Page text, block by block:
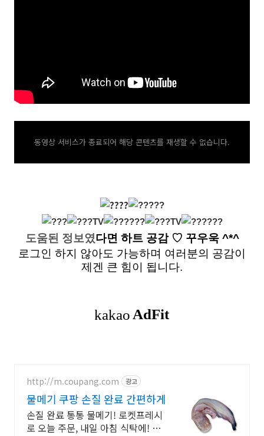
동영상 서비스가 종료되어 해당 콘텐츠를 재생할 수 없습니다.
도움된 정보였다면 하트 공감 ♡ 꾸우욱 ^*^
로그인 하지 않아도 가능하며 여러분의 공감이
제겐 큰 힘이 됩니다.
http://m.coupang.com 광고
물메기 쿠팡 손질 완료 간편하게
손질 완료 통통 물메기! 로켓프레시
로 오늘 주문, 내일 아침 식탁에! 시